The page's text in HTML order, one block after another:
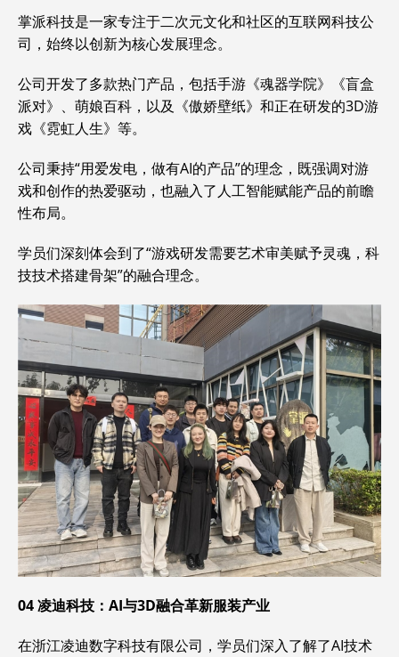
掌派科技是一家专注于二次元文化和社区的互联网科技公
司，始终以创新为核心发展理念。
公司开发了多款热门产品，包括手游《魂器学院》《盲盒
派对》、萌娘百科，以及《傲娇壁纸》和正在研发的3D游
戏《霓虹人生》等。
公司秉持“用爱发电，做有AI的产品”的理念，既强调对游
戏和创作的热爱驱动，也融入了人工智能赋能产品的前瞻
性布局。
学员们深刻体会到了“游戏研发需要艺术审美赋予灵魂，科
技技术搭建骨架”的融合理念。
04凌迪科技： AI与3D融合革新服装产业
在浙江凌迪数字科技有限公司，学员们深入了解了AI技术